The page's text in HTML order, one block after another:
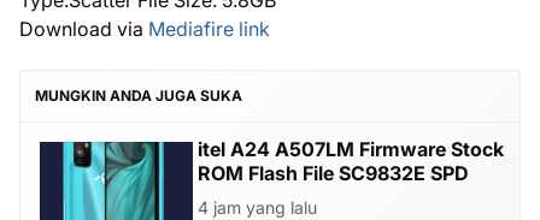
Download via Mediafire link
MUNGKIN ANDA JUGA SUKA
itel A24 A507LM Firmware Stock
ROM Flash File SC9832E SPD
4 jam yang lalu